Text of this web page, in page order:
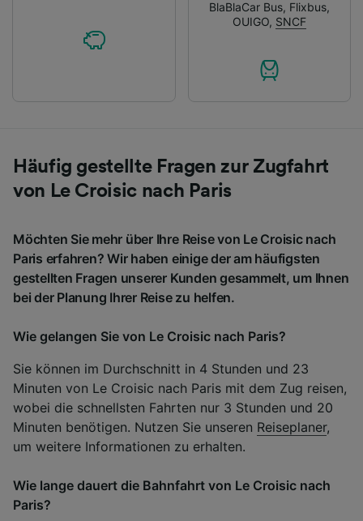
BlaBlaCar Bus, Flixbus,
OUIGO, SNCF
Häufig gestellte Fragen zur Zugfahrt
von Le Croisic nach Paris
Möchten Sie mehr über Ihre Reise von Le Croisic nach
Paris erfahren? Wir haben einige der am häufigsten
gestellten Fragen unserer Kunden gesammelt, um Ihnen
bei der Planung Ihrer Reise zu helfen.
Wie gelangen Sie von Le Croisic nach Paris?
Sie können im Durchschnitt in 4 Stunden und 23
Minuten von Le Croisic nach Paris mit dem Zug reisen,
wobei die schnellsten Fahrten nur 3 Stunden und 20
Minuten benötigen. Nutzen Sie unseren Reiseplaner,
um weitere Informationen zu erhalten.
Wie lange dauert die Bahnfahrt von Le Croisic nach
Paris?